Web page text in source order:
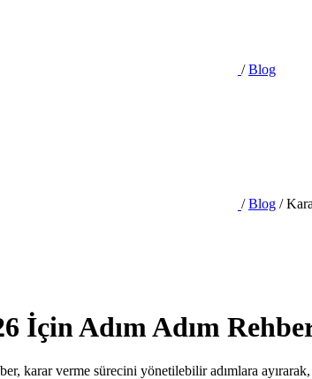
/ Blog
/ Blog /
İçin Adım Adım
karar verme sürecini yönetilebilir adımlara